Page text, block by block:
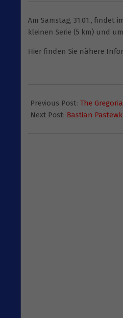
Am Samstag, 31.01.,
kleinen Serie (5 km) und
Hier finden Sie nähere
01-
01
Previous Post: The
Next Post: Bastian